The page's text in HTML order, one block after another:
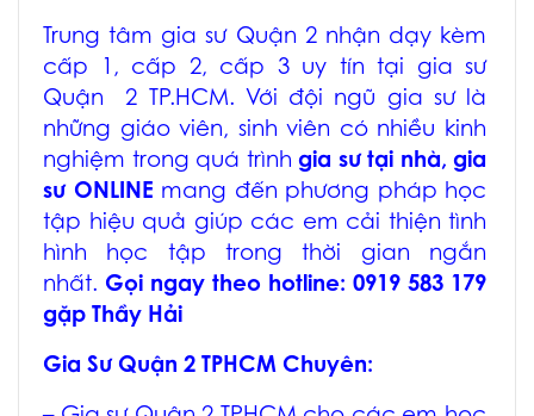
Trung tâm gia sư Quận 2nhận dạy kèm
cấp 1, cấp 2, cấp 3 uy tín tại gia sư
Quận 2 TP.HCM. Với đội ngũ gia sư là
những giáo viên, sinh viên có nhiều kinh
nghiệm trong quá trình gia sư tại nhà, gia
sư ONLINE mang đến phương pháp học
tập hiệu quả giúp các em cải thiện tình
hình học tập trong thời gian ngắn
nhất. Gọi ngay theo hotline: 0919 583 179
gặp Thầy Hải
Gia Sư Quận 2 TPHCM Chuyên: